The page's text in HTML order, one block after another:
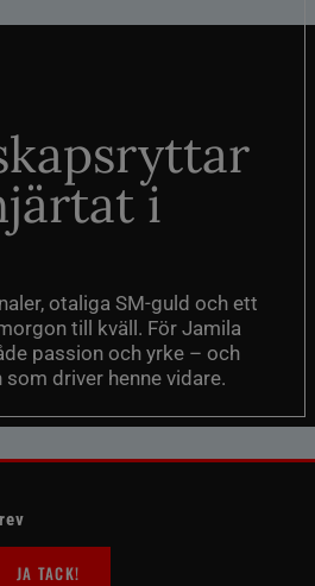
i
otaliga SM-guld och ett
till kväll. För Jamila
passion och yrke – och
driver henne vidare.
JA TACK!